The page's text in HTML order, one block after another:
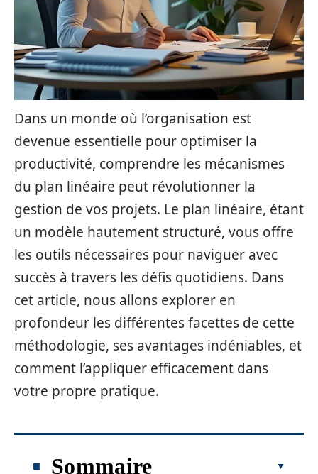
Dans un monde où l’organisation est
devenue essentielle pour optimiser la
productivité, comprendre les mécanismes
du plan linéaire peut révolutionner la
gestion de vos projets. Le plan linéaire, étant
un modèle hautement structuré, vous offre
les outils nécessaires pour naviguer avec
succès à travers les défis quotidiens. Dans
cet article, nous allons explorer en
profondeur les différentes facettes de cette
méthodologie, ses avantages indéniables, et
comment l’appliquer efficacement dans
votre propre pratique.
Sommaire